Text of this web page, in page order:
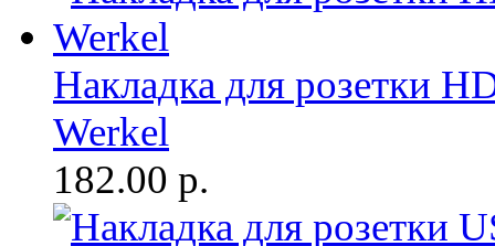
Накладка для розетки
Werkel
182.00 р.